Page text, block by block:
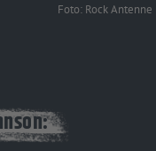
Foto: Rock Antenne